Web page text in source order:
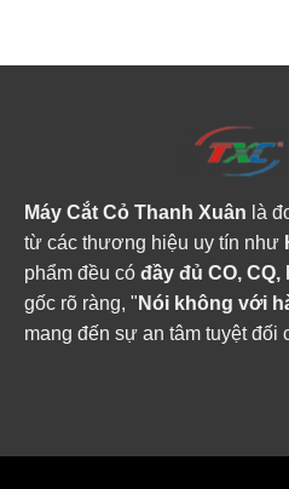
Máy Cắt Cỏ Thanh Xuân là
từ các thương hiệu uy tín như
phẩm đều có đầy đủ CO,
gốc rõ ràng, " Nói không với
mang đến sự an tâm tuyệt đối